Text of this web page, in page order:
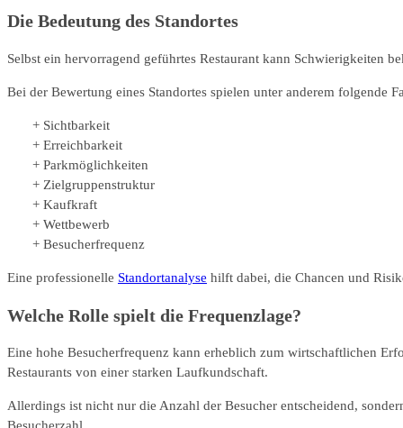
Die Bedeutung des Standortes
Selbst ein hervorragend geführtes Restaurant kann Schwierigkeiten
Bei der Bewertung eines Standortes spielen unter anderem folgende
Sichtbarkeit
Erreichbarkeit
Parkmöglichkeiten
Zielgruppenstruktur
Kaufkraft
Wettbewerb
Besucherfrequenz
Eine professionelle Standortanalyse hilft dabei, die Chancen und
Welche Rolle spielt die Frequenzlage?
Eine hohe Besucherfrequenz kann erheblich zum wirtschaftlichen
Restaurants von einer starken Laufkundschaft.
Allerdings ist nicht nur die Anzahl der Besucher entscheidend,